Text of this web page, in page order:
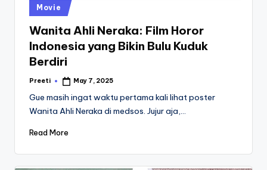
Posted
in
Movie
Wanita Ahli Neraka: Film Horor
Indonesia yang Bikin Bulu Kuduk
Berdiri
Posted
Preeti May 7, 2025
Gue masih ingat waktu pertama kali lihat poster
Wanita Ahli Neraka di medsos. Jujur aja,…
Read More